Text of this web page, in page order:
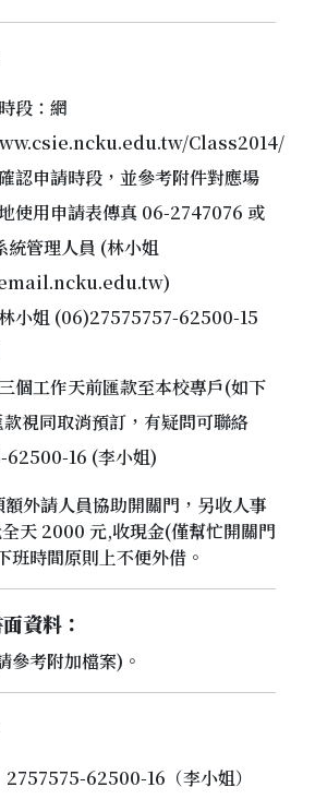
段：網
Class2014/
認申請時段，並參考附件對應場
使用申請表傳真 06-2747076 或
管理人員 (林小姐
小姐 (06)27575757-62500-15
個工作天前匯款至本校專戶(如下
視同取消預訂，有疑問可聯絡
16 (李小姐)
外請人員協助開關門，另收人事
天 2000 元,收現金(僅幫忙開關門
班時間原則上不便外借。
資料：
參考附加檔案)。
62500-16（李小姐）